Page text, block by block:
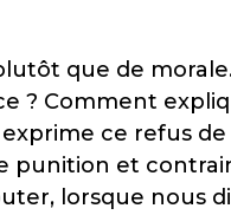
que de
Comment
ce refus
punition et
lorsque nous